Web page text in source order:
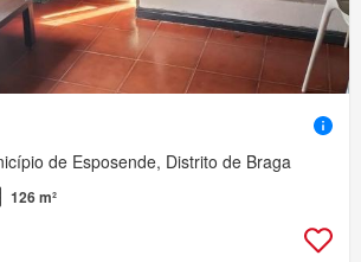
de Esposende, Distrito de Braga
126 m²